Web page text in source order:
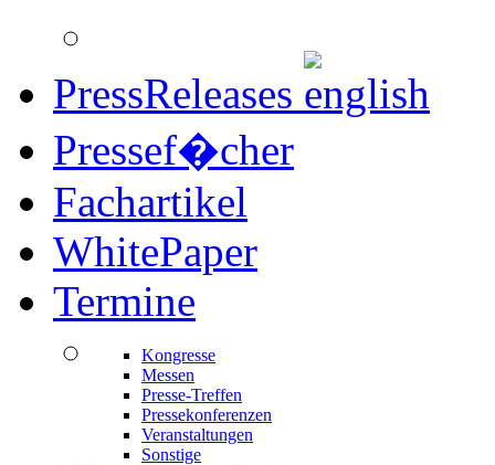
PressReleases
Pressef�cher
Fachartikel
WhitePaper
Termine
Kongresse
Messen
Presse-Treffen
Pressekonferenzen
Veranstaltungen
Sonstige